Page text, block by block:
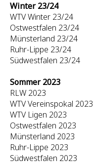
Winter 23/24
WTV Winter 23/24
Ostwestfalen 23/24
Münsterland 23/24
Ruhr-Lippe 23/24
Südwestfalen 23/24
Sommer 2023
RLW 2023
WTV Vereinspokal 2023
WTV Ligen 2023
Ostwestfalen 2023
Münsterland 2023
Ruhr-Lippe 2023
Südwestfalen 2023